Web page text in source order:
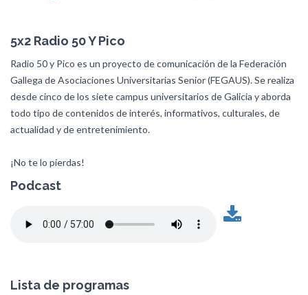
5x2 Radio 50 Y Pico
Radio 50 y Pico es un proyecto de comunicación de la Federación
Gallega de Asociaciones Universitarias Senior (FEGAUS). Se realiza
desde cinco de los siete campus universitarios de Galicia y aborda
todo tipo de contenidos de interés, informativos, culturales, de
actualidad y de entretenimiento.
¡No te lo pierdas!
Podcast
Lista de programas